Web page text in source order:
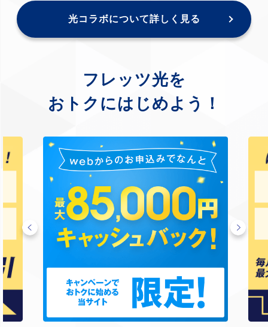
光コラボについて詳しく見る
フレッツ光を
おトクにはじめよう！